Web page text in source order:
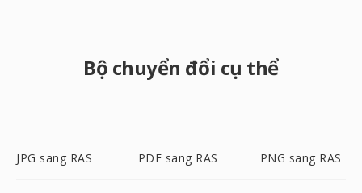
Bộ chuyển đổi cụ thể
JPG sang RAS PDF sang RAS PNG sang RAS